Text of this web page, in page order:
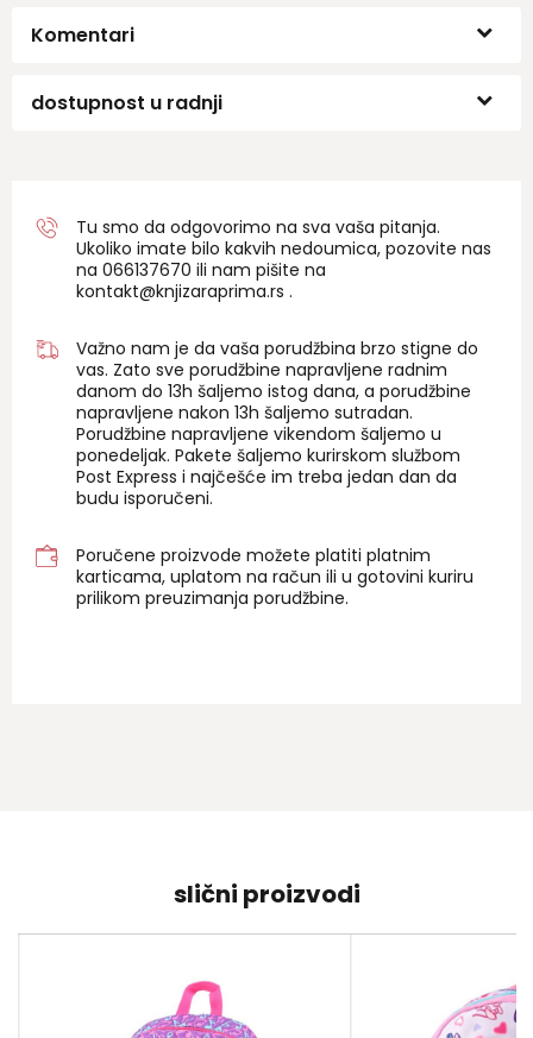
Komentari
dostupnost u radnji
Tu smo da odgovorimo na sva vaša pitanja.
Ukoliko imate bilo kakvih nedoumica, pozovite nas
na 066137670 ili nam pišite na
kontakt@knjizaraprima.rs .
Važno nam je da vaša porudžbina brzo stigne do
vas. Zato sve porudžbine napravljene radnim
danom do 13h šaljemo istog dana, a porudžbine
napravljene nakon 13h šaljemo sutradan.
Porudžbine napravljene vikendom šaljemo u
ponedeljak. Pakete šaljemo kurirskom službom
Post Express i najčešće im treba jedan dan da
budu isporučeni.
Poručene proizvode možete platiti platnim
karticama, uplatom na račun ili u gotovini kuriru
prilikom preuzimanja porudžbine.
slični proizvodi